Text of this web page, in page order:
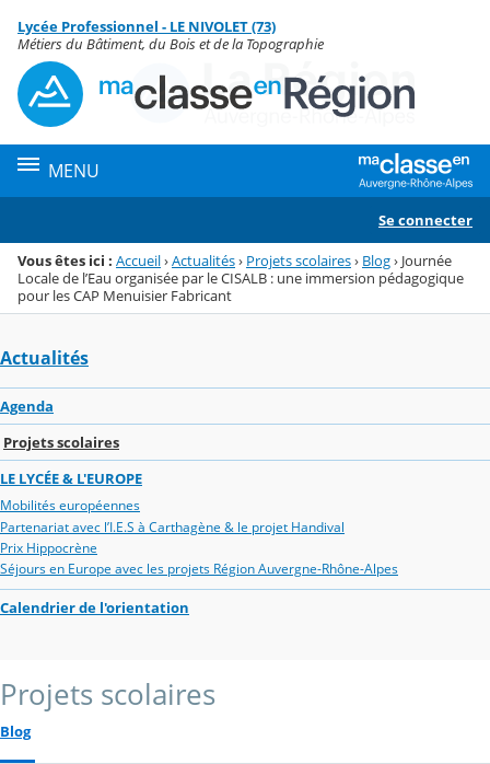
Menu de la rubrique
Contenu
Lycée Professionnel - LE NIVOLET (73)
Métiers du Bâtiment, du Bois et de la Topographie
MENU
Se connecter
Vous êtes ici : Accueil›Actualités› Projets scolaires› Blog› Journée
Locale de l’Eau organisée par le CISALB : une immersion pédagogique
pour les CAP Menuisier Fabricant
Actualités
Agenda
Projets scolaires
LE LYCÉE & L'EUROPE
Mobilités européennes
Partenariat avec l’I.E.S à Carthagène & le projet Handival
Prix Hippocrène
Séjours en Europe avec les projets Région Auvergne-Rhône-Alpes
Calendrier de l'orientation
Projets scolaires
Blog